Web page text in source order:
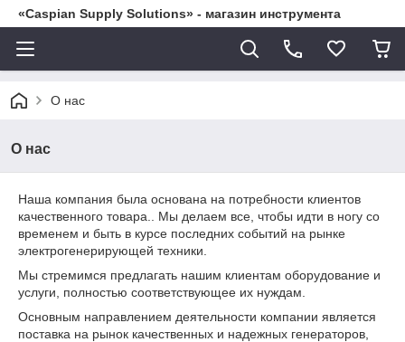
«Caspian Supply Solutions» - магазин инструмента
О нас
О нас
Наша компания была основана на потребности клиентов
качественного товара.. Мы делаем все, чтобы идти в ногу со
временем и быть в курсе последних событий на рынке
электрогенерирующей техники.
Мы стремимся предлагать нашим клиентам оборудование и
услуги, полностью соответствующее их нуждам.
Основным направлением деятельности компании является
поставка на рынок качественных и надежных генераторов,